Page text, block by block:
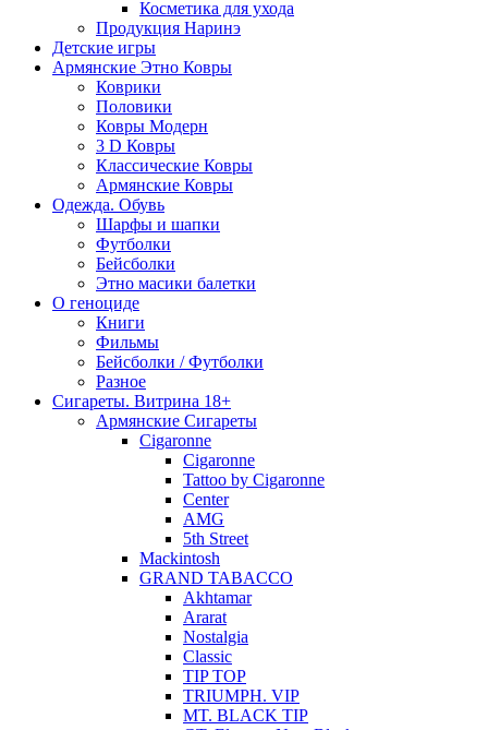
Косметика для ухода
Продукция Наринэ
Детские игры
Армянские Этно Ковры
Коврики
Половики
Ковры Модерн
3 D Ковры
Классические Ковры
Армянские Ковры
Одежда. Обувь
Шарфы и шапки
Футболки
Бейсболки
Этно масики балетки
О геноциде
Книги
Фильмы
Бейсболки / Футболки
Разное
Сигареты. Витрина 18+
Армянские Сигареты
Cigaronne
Cigaronne
Tattoo by Cigaronne
Center
AMG
5th Street
Mackintosh
GRAND TABACCO
Akhtamar
Ararat
Nostalgia
Classic
TIP TOP
TRIUMPH. VIP
MT. BLACK TIP